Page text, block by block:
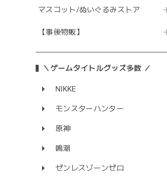
マスコット/ぬいぐるみストア
【事後物販】
＼ゲームタイトルグッズ多数 ／
NIKKE
モンスターハンター
原神
鳴潮
ゼンレスゾーンゼロ